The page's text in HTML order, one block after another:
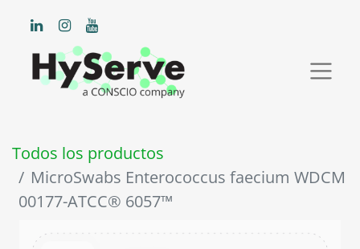
Todos los productos
MicroSwabs Enterococcus faecium WDCM
00177-ATCC® 6057™